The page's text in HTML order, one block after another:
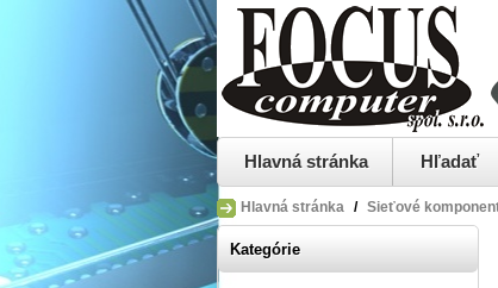
Hlavná stránka Hľadať
Hlavná stránka / Sieťové
Kategórie